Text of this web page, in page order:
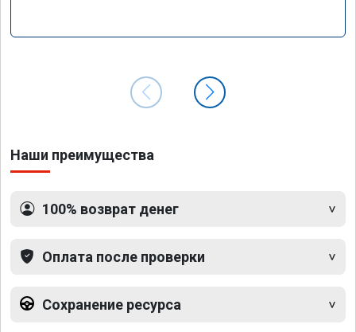
Наши преимущества
100% возврат денег
Оплата после проверки
Сохранение ресурса